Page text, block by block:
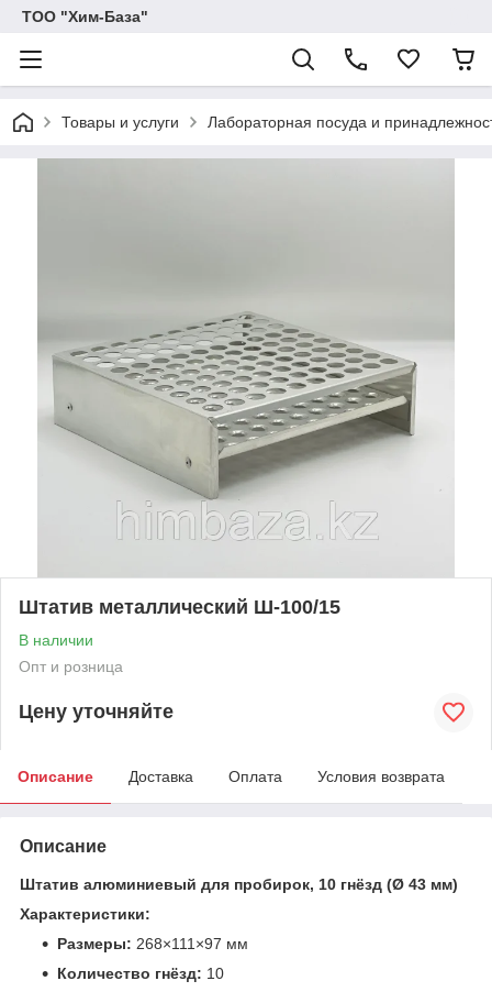
ТОО "Хим-База"
Товары и услуги Лабораторная посуда и
Штатив металлический Ш-100/15
В наличии
Опт и розница
Цену уточняйте
Описание Доставка Оплата Условия возврата
Описание
Штатив алюминиевый для пробирок, 10 гнёзд (Ø 43 мм)
Характеристики:
Размеры: 268×111×97 мм
Количество гнёзд: 10